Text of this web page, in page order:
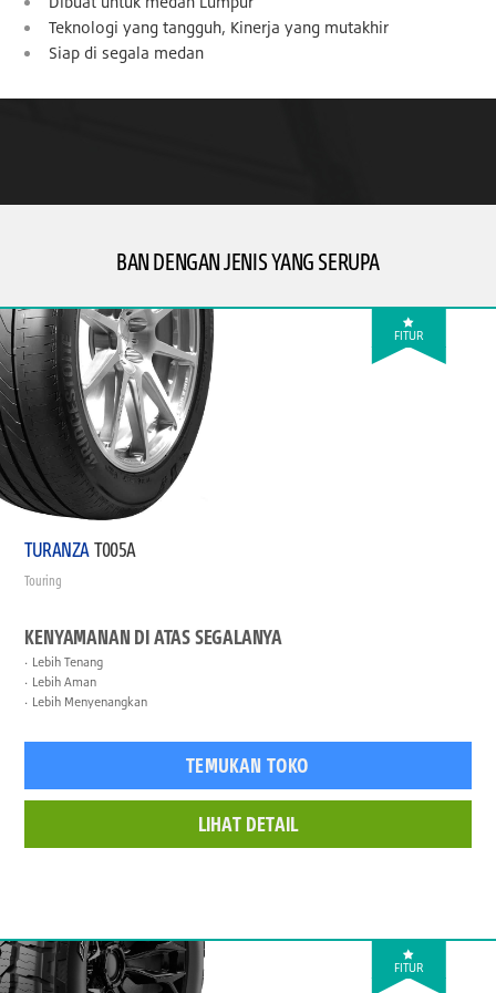
Teknologi yang tangguh, Kinerja yang mutakhir
Siap di segala medan
BAN DENGAN JENIS YANG SERUPA
FITUR
TURANZAT005A
Touring
KENYAMANAN DI ATAS SEGALANYA
Lebih Tenang
Lebih Aman
Lebih Menyenangkan
TEMUKAN TOKO
LIHAT DETAIL
FITUR